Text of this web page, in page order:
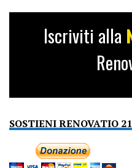
Iscriviti alla
SOSTIENI RENOVATIO 21